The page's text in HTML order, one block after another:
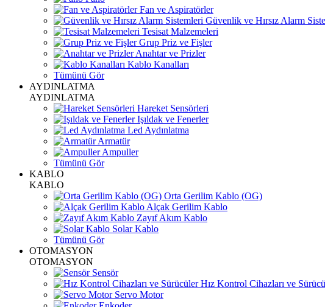
Fan ve Aspiratörler
Güvenlik ve Hırsız Alarm
Tesisat Malzemeleri
Grup Priz ve Fişler
Anahtar ve Prizler
Kablo Kanalları
Tümünü Gör
AYDINLATMA
AYDINLATMA
Hareket Sensörleri
Işıldak ve Fenerler
Led Aydınlatma
Armatür
Ampuller
Tümünü Gör
KABLO
KABLO
Orta Gerilim Kablo (OG)
Alçak Gerilim Kablo
Zayıf Akım Kablo
Solar Kablo
Tümünü Gör
OTOMASYON
OTOMASYON
Sensör
Hız Kontrol Cihazları ve
Servo Motor